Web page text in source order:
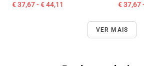
€ 37,67 - € 44,11 € 37,67
VER MAIS